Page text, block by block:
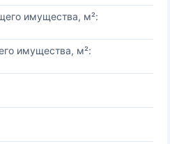
имущества, м²:
имущества, м²: